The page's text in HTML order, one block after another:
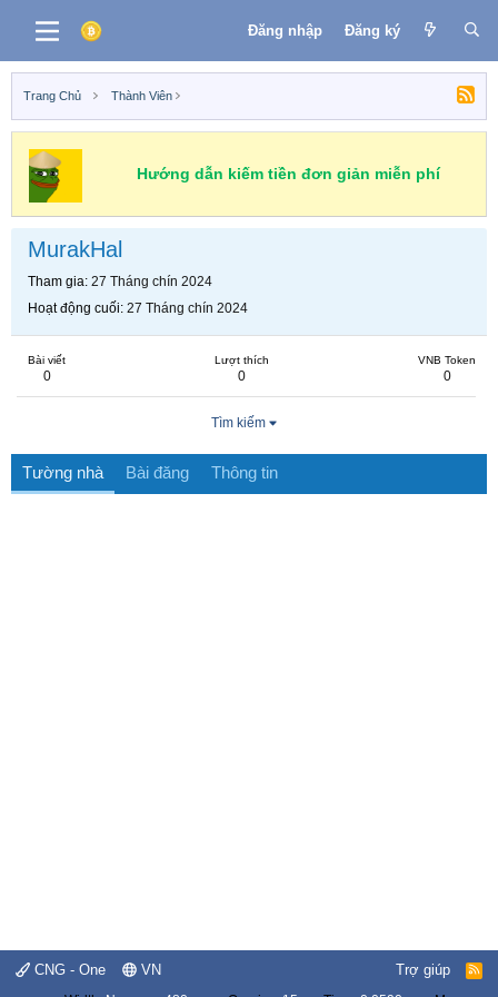
Đăng nhập Đăng ký
Trang Chủ Thành Viên
Hướng dẫn kiếm tiền đơn giản miễn phí
MurakHal
Tham gia 27 Tháng chín 2024
Hoạt động cuối 27 Tháng chín 2024
Bài viết
0
Lượt thích
0
VNB Token
0
Tìm kiếm
Tường nhà Bài đăng Thông tin
CNG - One VN Trợ giúp
R